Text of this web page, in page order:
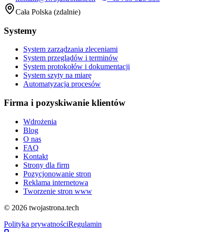
Cała Polska (zdalnie)
Systemy
System zarządzania zleceniami
System przeglądów i terminów
System protokołów i dokumentacji
System szyty na miarę
Automatyzacja procesów
Firma i pozyskiwanie klientów
Wdrożenia
Blog
O nas
FAQ
Kontakt
Strony dla firm
Pozycjonowanie stron
Reklama internetowa
Tworzenie stron www
© 2026 twojastrona.tech
Polityka prywatnościRegulamin